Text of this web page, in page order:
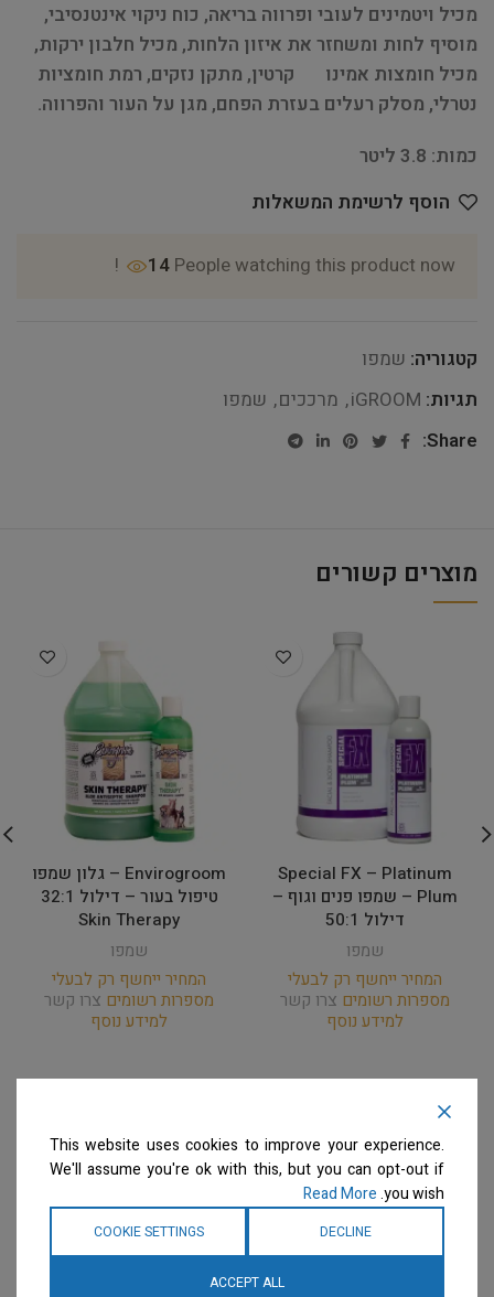
מכיל ויטמינים לעובי ופרווה בריאה, כוח ניקוי אינטנסיבי,
מוסיף לחות ומשחזר את איזון הלחות, מכיל חלבון ירקות,
מכיל חומצות אמינו קרטין, מתקן נזקים, רמת חומציות
נטרלי, מסלק רעלים בעזרת הפחם, מגן על העור והפרווה.
כמות: 3.8 ליטר
הוסף לרשימת המשאלות
14 People watching this product now!
קטגוריה: שמפו
תגיות: iGROOM
, מרככים, שמפו
Share:
מוצרים קשורים
Special FX – Platinum
Plum – שמפו פנים וגוף –
דילול 50:1
שמפו
המחיר ייחשף רק לבעלי
מספרות רשומים צרו קשר
למידע נוסף
Envirogroom – גלון שמפו
טיפול בעור – דילול 32:1
Skin Therapy
שמפו
המחיר ייחשף רק לבעלי
מספרות רשומים צרו קשר
למידע נוסף
This website uses cookies to improve your experience.
We'll assume you're ok with this, but you can opt-out if
you wish.
Read More
DECLINE
COOKIE SETTINGS
ACCEPT ALL